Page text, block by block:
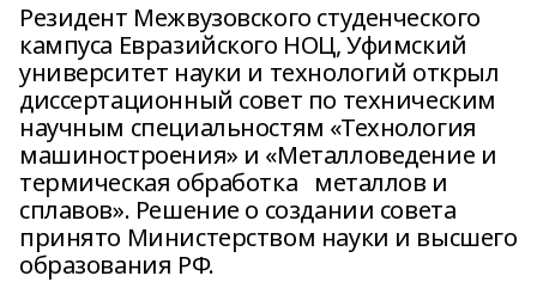
Резидент Межвузовского студенческого
кампуса Евразийского НОЦ, Уфимский
университет науки и технологий открыл
диссертационный совет по техническим
научным специальностям «Технология
машиностроения» и «Металловедение и
термическая обработка металлов и
сплавов». Решение о создании совета
принято Министерством науки и высшего
образования РФ.